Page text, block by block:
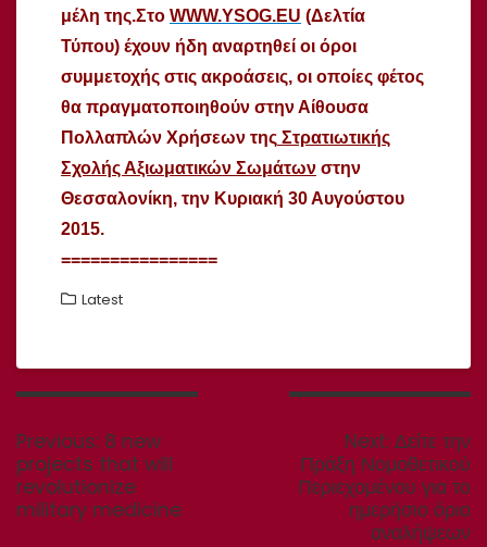
μέλη της.Στο WWW.YSOG.EU (Δελτία
Τύπου) έχουν ήδη αναρτηθεί οι όροι
συμμετοχής στις ακροάσεις, οι οποίες φέτος
θα πραγματοποιηθούν στην Αίθουσα
Πολλαπλών Χρήσεων της Στρατιωτικής
Σχολής Αξιωματικών Σωμάτων στην
Θεσσαλονίκη, την Κυριακή 30 Αυγούστου
2015.
================
Latest
Πλοήγηση
Previous: Previous
post:
8 new
projects that will
revolutionize
military medicine
Next: Next
post:
Δείτε την
Πράξη Νομοθετικού
Περιεχομένου για το
ημερήσιο όριο
αναλήψεων